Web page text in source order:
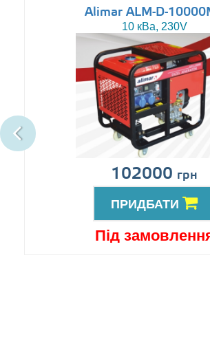
Alimar ALM-D-
10 кВа, 230V
102000 грн
ПРИДБАТИ
Під